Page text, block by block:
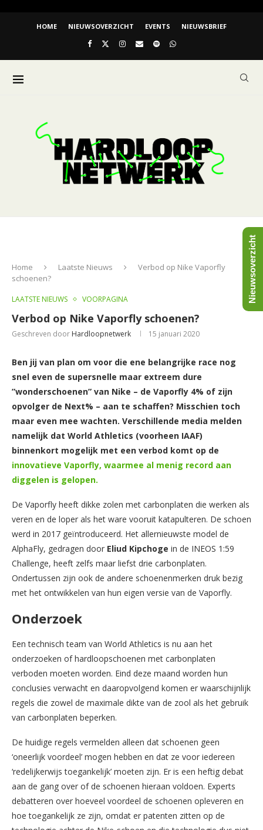
HOME NIEUWSOVERZICHT EVENTS NIEUWSBRIEF
Home Laatste Nieuws
Verbod op Nike Vaporfly
schoenen?
LAATSTE NIEUWS VOORPAGINA
Verbod op Nike Vaporfly schoenen?
Geschreven door Hardloopnetwerk 15 januari 2020
Ben jij van plan om voor die ene belangrijke race nog
snel even de supersnelle maar extreem dure
”wonderschoenen” van Nike – de Vaporfly 4% of zijn
opvolger de Next% – aan te schaffen? Misschien toch
maar even mee wachten. Verschillende media melden
namelijk dat World Athletics (voorheen IAAF)
binnenkort mogelijk met een verbod komt op de
innovatieve Vaporfly, waarmee al menig record aan
diggelen is gelopen.
De Vaporfly heeft dikke zolen met carbonplaten die werken als
veren en de loper als het ware vooruit katapulteren. De schoen
werd in 2017 geïntroduceerd. Het allernieuwste model de
AlphaFly, gedragen door Eliud Kipchoge in de INEOS 1:59
Challenge, heeft zelfs maar liefst drie carbonplaten.
Ondertussen zijn ook de andere schoenenmerken druk bezig
met het ontwikkelen van hun eigen versie van de Vaporfly.
Onderzoek
Een technisch team van World Athletics is nu aan het
onderzoeken of hardloopschoenen met carbonplaten
verboden moeten worden. Eind deze maand worden hun
conclusies verwacht en daaropvolgend komen er waarschijnlijk
regels die zowel de maximale dikte van de zool als het gebruik
van carbonplaten beperken.
De huidige regels vermelden alleen dat schoenen geen
‘oneerlijk voordeel’ mogen hebben en dat ze voor iedereen
‘redelijkerwijs toegankelijk’ moeten zijn. Er is een heftig debat
aan de gang over of de schoenen hieraan voldoen. Experts
debatteren over hoeveel voordeel de schoenen opleveren en
hoe toegankelijk ze zijn, omdat er patenten zitten op de
Nieuwsoverzicht